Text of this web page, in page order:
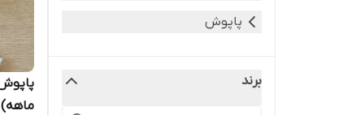
پاپوش
برند
ماهه)